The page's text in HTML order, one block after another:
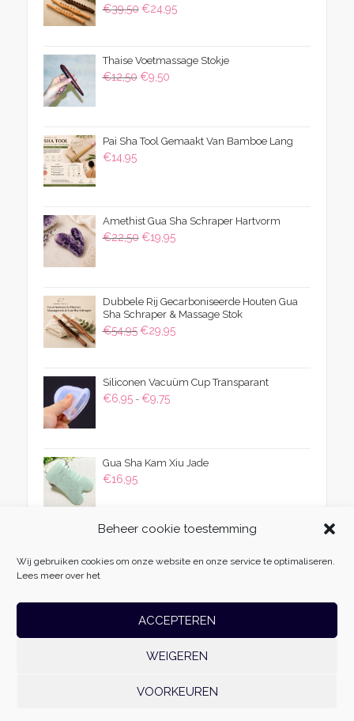
Beheer cookie toestemming
Wij gebruiken cookies om onze website en onze service te optimaliseren.
Lees meer over het
ACCEPTEREN
WEIGEREN
VOORKEUREN
€39,50 Oorspronkelijke
€39,50.
€24,95Huidige
€24,95.
Thaise Voetmassage Stokje
€12,50 Oorspronkelijke
€9,50Huidige
Pai Sha Tool Gemaakt Van Bamboe Lang
€14,95
Amethist Gua Sha Schraper Hartvorm
€22,50 Oorspronkelijke
€19,95Huidige
Dubbele Rij Gecarboniseerde Houten Gua
Sha Schraper & Massage Stok
€54,95 Oorspronkelijke
€54,95.
€29,95Huidige
€29,95.
Siliconen Vacuüm Cup Transparant
€6,95 - €9,75Prijsklasse:
Gua Sha Kam Xiu Jade
€16,95
| Vliehors 25 | 8223 CZ | Lelystad | 06-54985511 |
Websoep.nl